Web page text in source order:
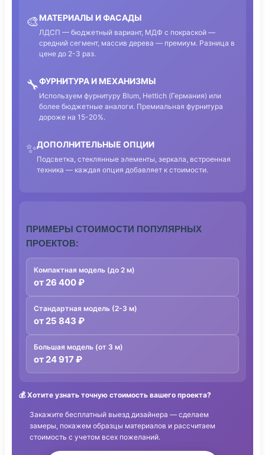
🎨МАТЕРИАЛЫ И ФАСАДЫ
ЛДСП — бюджетный вариант, МДФ с покраской —
средний сегмент, массив дерева — премиум. Разница в
цене до 2-3 раз.
🔧ФУРНИТУРА И МЕХАНИЗМЫ
Используем фурнитуру Blum, Hettich (Германия) или
более бюджетные аналоги. Премиальная фурнитура
дороже на 15-20%.
✨ДОПОЛНИТЕЛЬНЫЕ ОПЦИИ
Подсветка, стеклянные элементы, зеркала, встроенная
техника — каждая опция добавляет к стоимости.
ПРИМЕРЫ СТОИМОСТИ ПОПУЛЯРНЫХ
ПРОЕКТОВ:
Компактная модель (до 2 м)
от 26 400 ₽
Стандартная модель (2-3 м)
от 25 843 ₽
Большая модель (от 3 м)
от 24 917 ₽
💰Хотите узнать точную стоимость вашего проекта?
Закажите бесплатный выезд дизайнера — сделаем
замеры, покажем образцы материалов и рассчитаем
стоимость с учетом всех пожеланий.